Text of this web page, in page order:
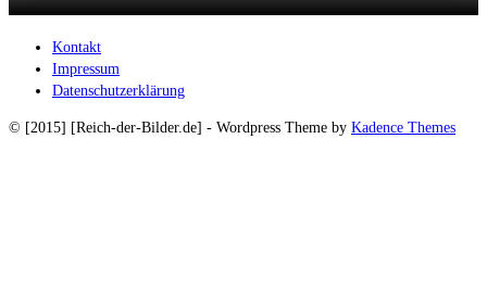
Kontakt
Impressum
Datenschutzerklärung
© [2015] [Reich-der-Bilder.de] - Wordpress Theme by Kadence Themes